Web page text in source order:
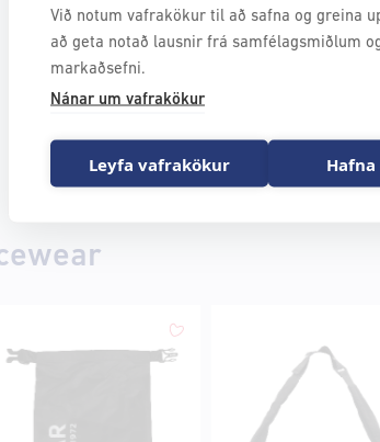
Við notum vafrakökur til að safna og greina
að geta notað lausnir frá samfélagsmiðlum
markaðsefni.
Nánar um vafrakökur
Leyfa vafrakökur